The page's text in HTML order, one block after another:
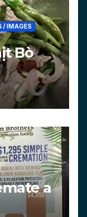
/ IMAGES
Bò
a